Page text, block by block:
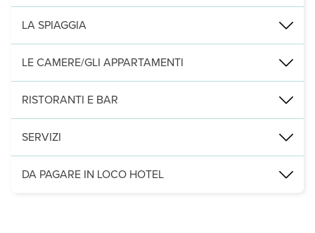
a Pula, in un’area verde e rigogliosa vicina al mare e alle
LA SPIAGGIA
spiaggia di sabbia bianca di Nora situata a 1,5 km dalla
LE CAMERE/GLI APPARTAMENTI
42 camere in hotel e 23 appartamenti in residence, dispongono
RISTORANTI E BAR
ristorante principale con terrazza per prima colazione a buffet e
SERVIZI
piscina attrezzata di 400 m con giochi d’acqua e profondità
DA PAGARE IN LOCO HOTEL